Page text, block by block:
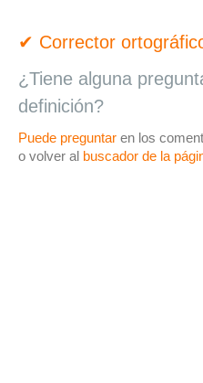
✔ Corrector
¿Tiene alguna
definición?
Puede preguntar en los
o volver al buscador de la